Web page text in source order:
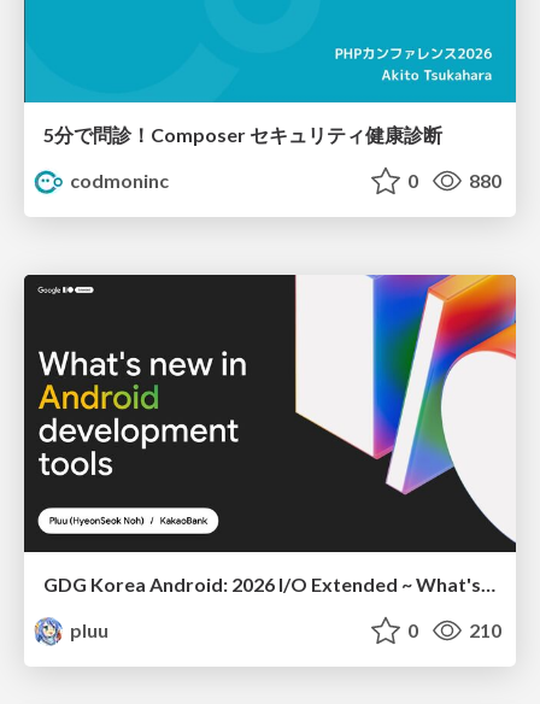
5分で問診！Composer セキュリティ健康診断
codmoninc
0 880
pluu
0 210